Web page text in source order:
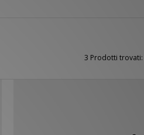
3 Prodotti trovati: